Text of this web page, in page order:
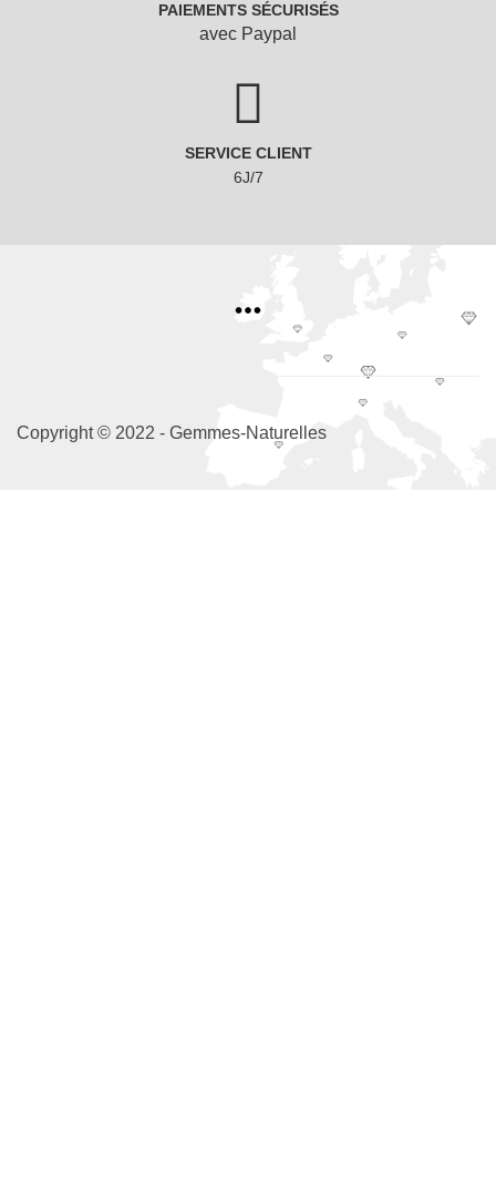
PAIEMENTS SÉCURISÉS
avec Paypal
SERVICE CLIENT
6J/7
Copyright © 2022 - Gemmes-Naturelles